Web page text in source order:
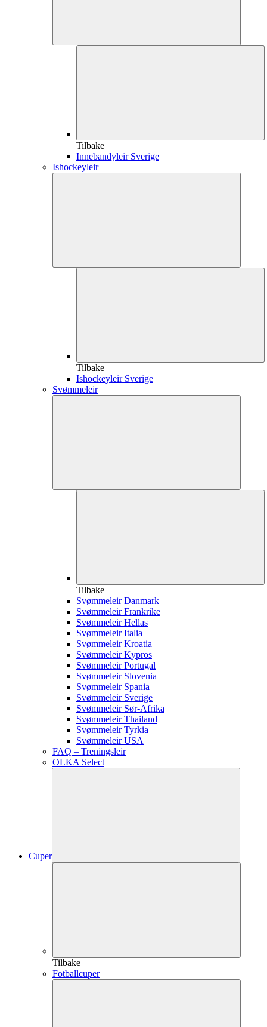
Tilbake
Innebandyleir Sverige
Ishockeyleir
Tilbake
Ishockeyleir Sverige
Svømmeleir
Tilbake
Svømmeleir Danmark
Svømmeleir Frankrike
Svømmeleir Hellas
Svømmeleir Italia
Svømmeleir Kroatia
Svømmeleir Kypros
Svømmeleir Portugal
Svømmeleir Slovenia
Svømmeleir Spania
Svømmeleir Sverige
Svømmeleir Sør-Afrika
Svømmeleir Thailand
Svømmeleir Tyrkia
Svømmeleir USA
FAQ – Treningsleir
OLKA Select
Cuper
Tilbake
Fotballcuper